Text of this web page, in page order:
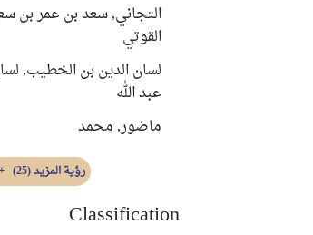
التجاني, سعد بن عمر بن
القوتي
لسان الدين بن الخطيب,
عبد الله
ماضور, محمد
رؤية المزيد(25)
Classification